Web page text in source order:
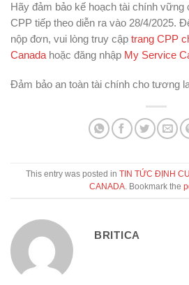
Hãy đảm bảo kế hoạch tài chính vững
CPP tiếp theo diễn ra vào 28/4/2025.
nộp đơn, vui lòng truy cập trang CPP
Canada hoặc đăng nhập My Service
Đảm bảo an toàn tài chính cho tương
This entry was posted in TIN TỨC ĐỊNH
CANADA . Bookmark the
BRITICA